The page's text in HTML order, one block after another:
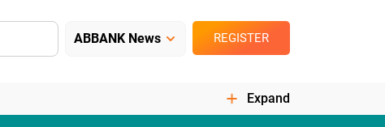
REGISTER
Expand